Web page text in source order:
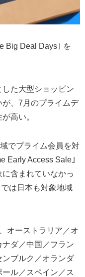
Big Deal Days｣ を
た大型ショッピン
、7月のプライムデ
高い。
でプライム会員を対
Early Access Sale｣
含まれていなかっ
は日本も対象地域
オーストラリア／オ
ダ／中国／フラン
ブルク／オランダ
ル／スペイン／ス